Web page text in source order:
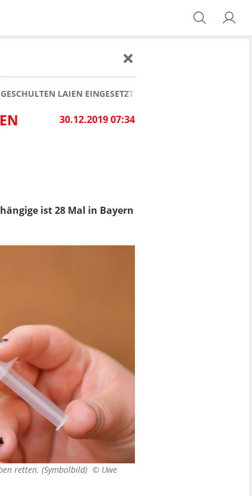
LAIEN EINGESETZT WORDEN
30.12.2019 07:34
ist 28 Mal in Bayern
retten. (Symbolbild) © Uwe